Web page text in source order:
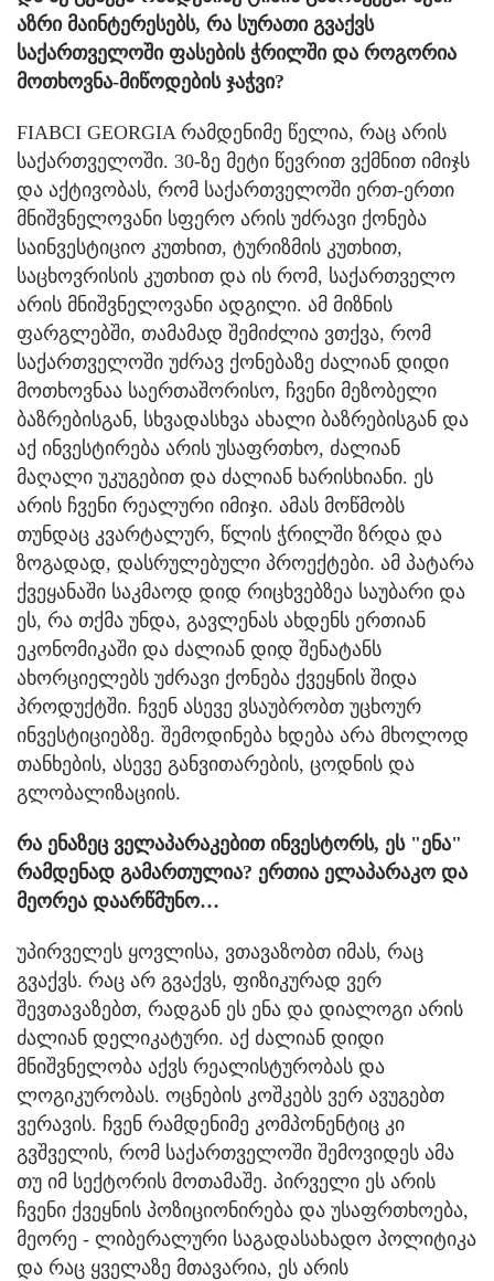
აზრი მაინტერესებს, რა სურათი გვაქვს
საქართველოში ფასების ჭრილში და როგორია
მოთხოვნა-მიწოდების ჯაჭვი?
FIABCI GEORGIA რამდენიმე წელია, რაც არის
საქართველოში. 30-ზე მეტი წევრით ვქმნით იმიჯს
და აქტივობას, რომ საქართველოში ერთ-ერთი
მნიშვნელოვანი სფერო არის უძრავი ქონება
საინვესტიციო კუთხით, ტურიზმის კუთხით,
საცხოვრისის კუთხით და ის რომ, საქართველო
არის მნიშვნელოვანი ადგილი. ამ მიზნის
ფარგლებში, თამამად შემიძლია ვთქვა, რომ
საქართველოში უძრავ ქონებაზე ძალიან დიდი
მოთხოვნაა საერთაშორისო, ჩვენი მეზობელი
ბაზრებისგან, სხვადასხვა ახალი ბაზრებისგან და
აქ ინვესტირება არის უსაფრთხო, ძალიან
მაღალი უკუგებით და ძალიან ხარისხიანი. ეს
არის ჩვენი რეალური იმიჯი. ამას მოწმობს
თუნდაც კვარტალურ, წლის ჭრილში ზრდა და
ზოგადად, დასრულებული პროექტები. ამ პატარა
ქვეყანაში საკმაოდ დიდ რიცხვებზეა საუბარი და
ეს, რა თქმა უნდა, გავლენას ახდენს ერთიან
ეკონომიკაში და ძალიან დიდ შენატანს
ახორციელებს უძრავი ქონება ქვეყნის შიდა
პროდუქტში. ჩვენ ასევე ვსაუბრობთ უცხოურ
ინვესტიციებზე. შემოდინება ხდება არა მხოლოდ
თანხების, ასევე განვითარების, ცოდნის და
გლობალიზაციის.
რა ენაზეც ველაპარაკებით ინვესტორს, ეს "ენა"
რამდენად გამართულია? ერთია ელაპარაკო და
მეორეა დაარწმუნო…
უპირველეს ყოვლისა, ვთავაზობთ იმას, რაც
გვაქვს. რაც არ გვაქვს, ფიზიკურად ვერ
შევთავაზებთ, რადგან ეს ენა და დიალოგი არის
ძალიან დელიკატური. აქ ძალიან დიდი
მნიშვნელობა აქვს რეალისტურობას და
ლოგიკურობას. ოცნების კოშკებს ვერ ავუგებთ
ვერავის. ჩვენ რამდენიმე კომპონენტიც კი
გვშველის, რომ საქართველოში შემოვიდეს ამა
თუ იმ სექტორის მოთამაშე. პირველი ეს არის
ჩვენი ქვეყნის პოზიციონირება და უსაფრთხოება,
მეორე - ლიბერალური საგადასახადო პოლიტიკა
და რაც ყველაზე მთავარია, ეს არის